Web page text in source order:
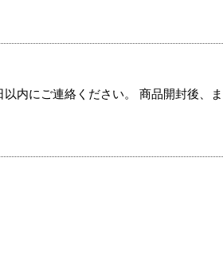
内にご連絡ください。 商品開封後、